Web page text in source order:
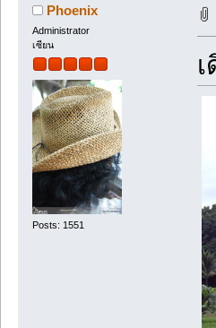
Phoenix
Administrator
เซียน
Posts: 1551